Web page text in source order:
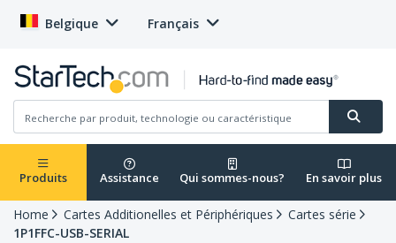
Belgique Français
Produits Assistance Qui sommes-nous? En savoir plus
Home Cartes Additionelles et Périphériques
Cartes série
1P1FFC-USB-SERIAL